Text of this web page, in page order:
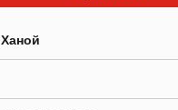
Ханой